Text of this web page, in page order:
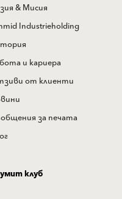
& Мисия
Industrieholding
и кариера
от клиенти
за печата
клуб